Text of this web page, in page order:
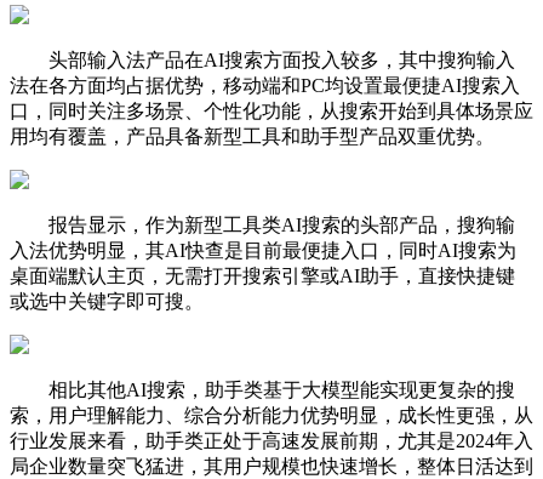
头部输入法产品在AI搜索方面投入较多，其中搜狗输入
法在各方面均占据优势，移动端和PC均设置最便捷AI搜索入
口，同时关注多场景、个性化功能，从搜索开始到具体场景应
用均有覆盖，产品具备新型工具和助手型产品双重优势。
报告显示，作为新型工具类AI搜索的头部产品，搜狗输
入法优势明显，其AI快查是目前最便捷入口，同时AI搜索为
桌面端默认主页，无需打开搜索引擎或AI助手，直接快捷键
或选中关键字即可搜。
相比其他AI搜索，助手类基于大模型能实现更复杂的搜
索，用户理解能力、综合分析能力优势明显，成长性更强，从
行业发展来看，助手类正处于高速发展前期，尤其是2024年入
局企业数量突飞猛进，其用户规模也快速增长，整体日活达到